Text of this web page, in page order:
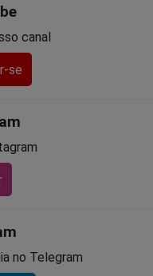
canal
se
no Telegram